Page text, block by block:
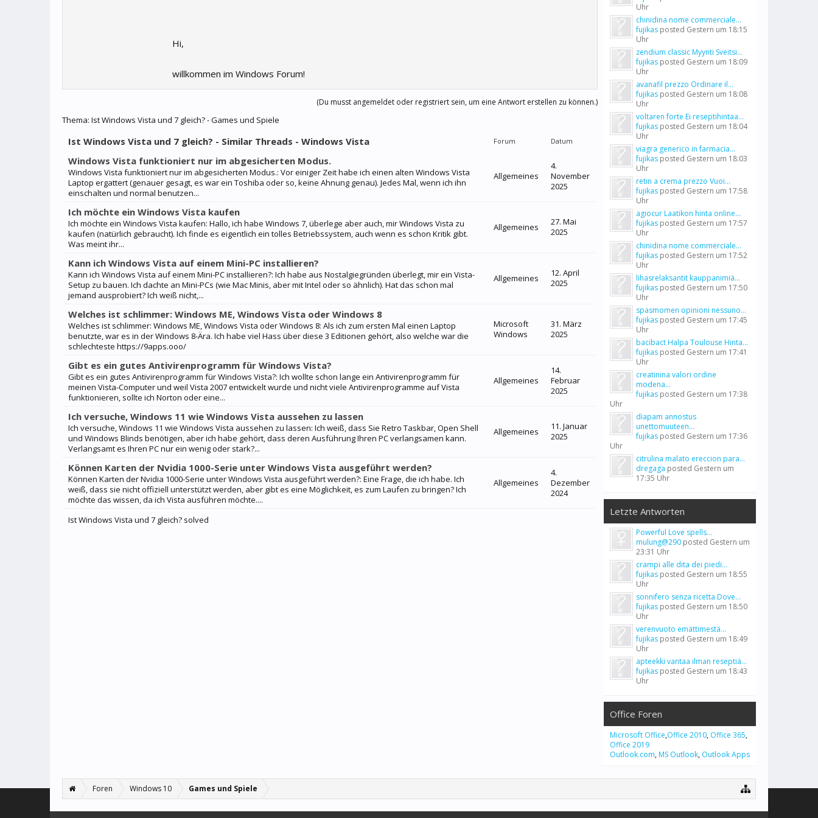
Hi,
willkommen im Windows Forum!
(Du musst angemeldet oder registriert sein, um eine Antwort erstellen zu können.)
Thema: Ist Windows Vista und 7 gleich? - Games und Spiele
Ist Windows Vista und 7 gleich? - Similar Threads - Windows Vista Forum Datum
Windows Vista funktioniert nur im abgesicherten Modus.
Windows Vista funktioniert nur im abgesicherten Modus.: Vor einiger Zeit habe ich einen alten Windows Vista
Laptop ergattert (genauer gesagt, es war ein Toshiba oder so, keine Ahnung genau). Jedes Mal, wenn ich ihn
einschalten und normal benutzen...
Allgemeines
4.
November
2025
Ich möchte ein Windows Vista kaufen
Ich möchte ein Windows Vista kaufen: Hallo, ich habe Windows 7, überlege aber auch, mir Windows Vista zu
kaufen (natürlich gebraucht). Ich finde es eigentlich ein tolles Betriebssystem, auch wenn es schon Kritik gibt.
Was meint ihr...
Allgemeines
27. Mai
2025
Kann ich Windows Vista auf einem Mini-PC installieren?
Kann ich Windows Vista auf einem Mini-PC installieren?: Ich habe aus Nostalgiegründen überlegt, mir ein Vista-
Setup zu bauen. Ich dachte an Mini-PCs (wie Mac Minis, aber mit Intel oder so ähnlich). Hat das schon mal
jemand ausprobiert? Ich weiß nicht,...
Allgemeines
12. April
2025
Welches ist schlimmer: Windows ME, Windows Vista oder Windows 8
Welches ist schlimmer: Windows ME, Windows Vista oder Windows 8: Als ich zum ersten Mal einen Laptop
benutzte, war es in der Windows 8-Ära. Ich habe viel Hass über diese 3 Editionen gehört, also welche war die
schlechteste https://9apps.ooo/
Microsoft
Windows
31. März
2025
Gibt es ein gutes Antivirenprogramm für Windows Vista?
Gibt es ein gutes Antivirenprogramm für Windows Vista?: Ich wollte schon lange ein Antivirenprogramm für
meinen Vista-Computer und weil Vista 2007 entwickelt wurde und nicht viele Antivirenprogramme auf Vista
funktionieren, sollte ich Norton oder eine...
Allgemeines
14.
Februar
2025
Ich versuche, Windows 11 wie Windows Vista aussehen zu lassen
Ich versuche, Windows 11 wie Windows Vista aussehen zu lassen: Ich weiß, dass Sie Retro Taskbar, Open Shell
und Windows Blinds benötigen, aber ich habe gehört, dass deren Ausführung Ihren PC verlangsamen kann.
Verlangsamt es Ihren PC nur ein wenig oder stark?...
Allgemeines
11. Januar
2025
Können Karten der Nvidia 1000-Serie unter Windows Vista ausgeführt werden?
Können Karten der Nvidia 1000-Serie unter Windows Vista ausgeführt werden?: Eine Frage, die ich habe. Ich
weiß, dass sie nicht offiziell unterstützt werden, aber gibt es eine Möglichkeit, es zum Laufen zu bringen? Ich
möchte das wissen, da ich Vista ausführen möchte....
Allgemeines
4.
Dezember
2024
Ist Windows Vista und 7 gleich? solved
Uhr
chinidina nome commerciale...
fujikas posted Gestern um 18:15
Uhr
zendium classic Myynti Sveitsi...
fujikas posted Gestern um 18:09
Uhr
avanafil prezzo Ordinare il...
fujikas posted Gestern um 18:08
Uhr
voltaren forte Ei reseptihintaa...
fujikas posted Gestern um 18:04
Uhr
viagra generico in farmacia...
fujikas posted Gestern um 18:03
Uhr
retin a crema prezzo Vuoi...
fujikas posted Gestern um 17:58
Uhr
agiocur Laatikon hinta online...
fujikas posted Gestern um 17:57
Uhr
chinidina nome commerciale...
fujikas posted Gestern um 17:52
Uhr
lihasrelaksantit kauppanimiä...
fujikas posted Gestern um 17:50
Uhr
spasmomen opinioni nessuno...
fujikas posted Gestern um 17:45
Uhr
bacibact Halpa Toulouse Hinta...
fujikas posted Gestern um 17:41
Uhr
creatinina valori ordine
modena...
fujikas posted Gestern um 17:38
Uhr
diapam annostus
unettomuuteen...
fujikas posted Gestern um 17:36
Uhr
citrulina malato ereccion para...
dregaga posted Gestern um
17:35 Uhr
Letzte Antworten
Powerful Love spells...
mulung@290 posted Gestern um
23:31 Uhr
crampi alle dita dei piedi...
fujikas posted Gestern um 18:55
Uhr
sonnifero senza ricetta Dove...
fujikas posted Gestern um 18:50
Uhr
verenvuoto emättimestä...
fujikas posted Gestern um 18:49
Uhr
apteekki vantaa ilman reseptiä...
fujikas posted Gestern um 18:43
Uhr
Office Foren
Microsoft Office,Office 2010, Office 365,
Office 2019
Outlook.com, MS Outlook, Outlook Apps
Foren Windows 10 Games und Spiele